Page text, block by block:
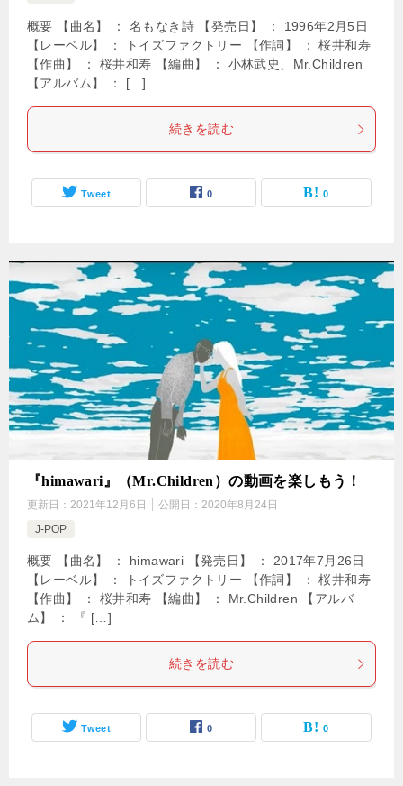
概要 【曲名】 ： 名もなき詩 【発売日】 ： 1996年2月5日
【レーベル】 ： トイズファクトリー 【作詞】 ： 桜井和寿
【作曲】 ： 桜井和寿 【編曲】 ： 小林武史、Mr.Children
【アルバム】 ： […]
続きを読む
Tweet 0 0
『himawari』（Mr.Children）の動画を楽しもう！
更新日： 2021年12月6日 公開日： 2020年8月24日
J-POP
概要 【曲名】 ： himawari 【発売日】 ： 2017年7月26日
【レーベル】 ： トイズファクトリー 【作詞】 ： 桜井和寿
【作曲】 ： 桜井和寿 【編曲】 ： Mr.Children 【アルバ
ム】 ： 『 […]
続きを読む
Tweet 0 0